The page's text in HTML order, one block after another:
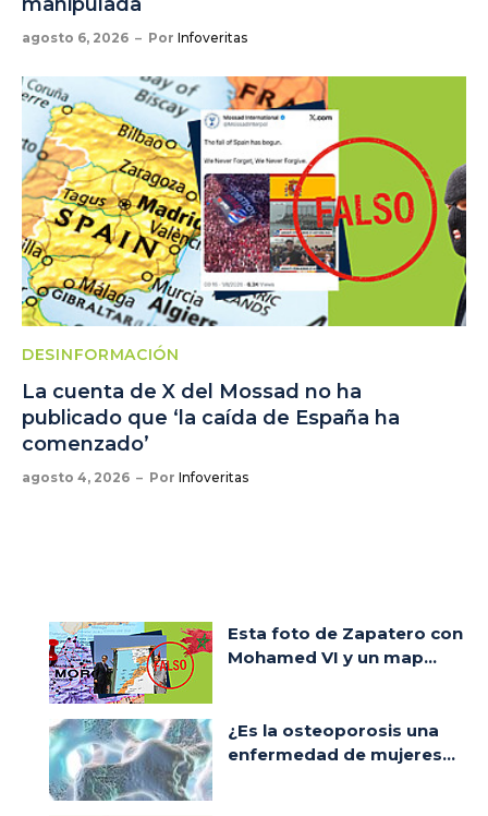
agosto 6, 2026 Por Infoveritas
DESINFORMACIÓN
La cuenta de X del Mossad no ha
publicado que ‘la caída de España ha
comenzado’
agosto 4, 2026 Por Infoveritas
Esta foto de Zapatero con
Mohamed VI y un map...
¿Es la osteoporosis una
enfermedad de mujeres...